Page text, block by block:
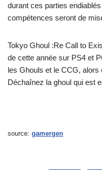
durant ces parties
compétences seront de
Tokyo Ghoul :Re Call to
de cette année sur PS4 et
les Ghouls et le CCG, alors
Déchaînez la ghoul qui est
source: gamergen